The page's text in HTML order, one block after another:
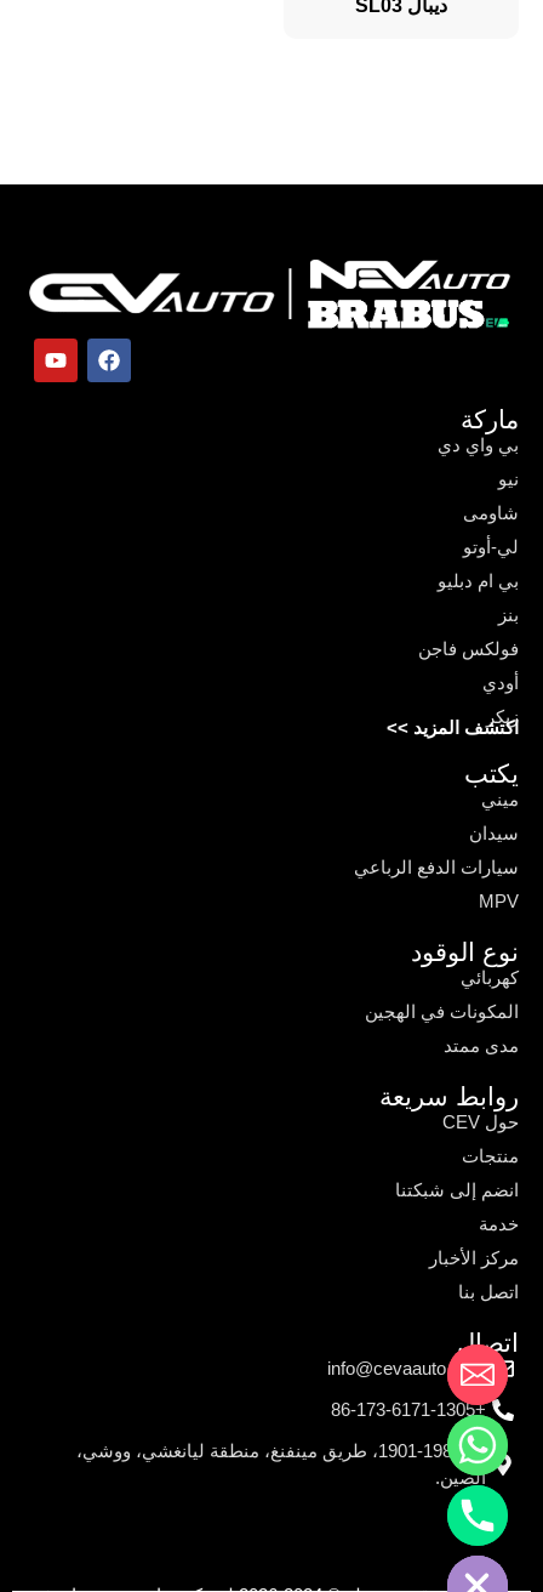
ديبال SL03
ماركة
بي واي دي
نيو
شاومى
لي-أوتو
بي ام دبليو
بنز
فولكس فاجن
أودي
زيكر
اكتشف المزيد >>
يكتب
ميني
سيدان
سيارات الدفع الرباعي
MPV
نوع الوقود
كهربائي
المكونات في الهجين
مدى ممتد
روابط سريعة
حول CEV
منتجات
انضم إلى شبكتنا
خدمة
مركز الأخبار
اتصل بنا
اتصال
info@cevaauto.com
+86-173-6171-1305
رقم 198-1901، طريق مينفنغ، منطقة ليانغشي، ووشي،
الصين.